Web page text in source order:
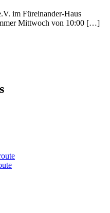
im Füreinander-Haus
Mittwoch von 10:00 […]